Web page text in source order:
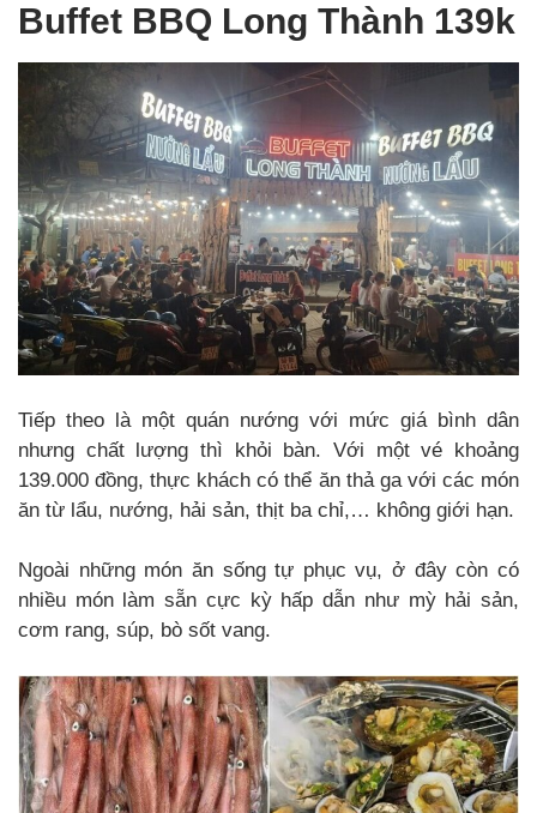
Buffet BBQ Long Thành 139k
Tiếp theo là một quán nướng với mức giá bình dân
nhưng chất lượng thì khỏi bàn. Với một vé khoảng
139.000 đồng, thực khách có thể ăn thả ga với các món
ăn từ lẩu, nướng, hải sản, thịt ba chỉ,… không giới hạn.
Ngoài những món ăn sống tự phục vụ, ở đây còn có
nhiều món làm sẵn cực kỳ hấp dẫn như mỳ hải sản,
cơm rang, súp, bò sốt vang.